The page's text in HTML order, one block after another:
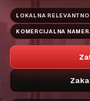
LOKALNA
KOMERCIJALNA